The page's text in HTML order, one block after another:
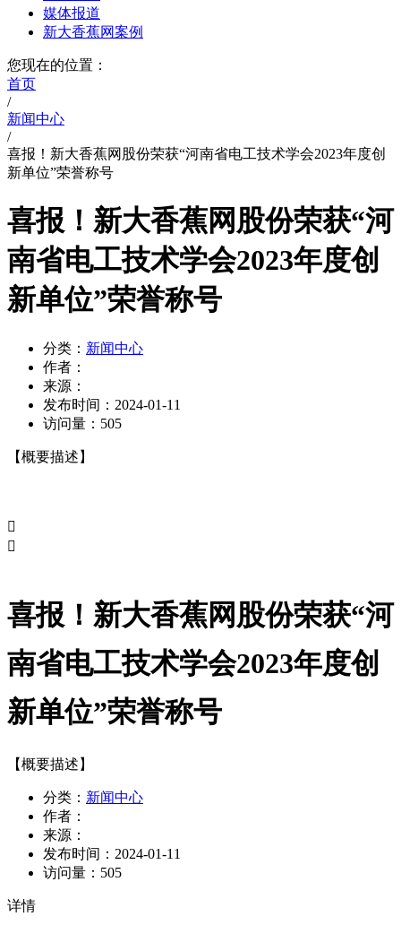
媒体报道
新大香蕉网案例
您现在的位置：
首页
/
新闻中心
/
喜报！新大香蕉网股份荣获“河南省电工技术学会2023年度创
新单位”荣誉称号
喜报！新大香蕉网股份荣获“河
南省电工技术学会2023年度创
新单位”荣誉称号
分类： 新闻中心
作者：
来源：
发布时间： 2024-01-11
访问量： 505
【概要描述】


喜报！新大香蕉网股份荣获“河
南省电工技术学会2023年度创
新单位”荣誉称号
【概要描述】
分类： 新闻中心
作者：
来源：
发布时间： 2024-01-11
访问量： 505
详情